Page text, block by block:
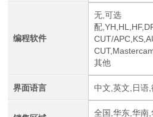
编程软件
无,可选
配
CUT/
其他
界面语言 中文,英文,日语
全国,华东,华南